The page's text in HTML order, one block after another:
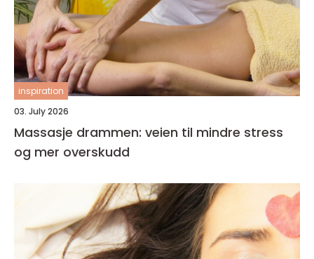
inspiration
03. July 2026
Massasje drammen: veien til mindre stress
og mer overskudd